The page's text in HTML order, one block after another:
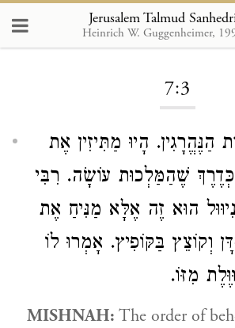
Jerusalem Talmud
Heinrich W. Guggenheimer,
Loading...
7:3
הַנֶּהֱרָגִין. הָיוּ מַתִּיזִין אֶת
שֶׁהַמַּלְכוּת עוֹשָׂה. רִבִּי
הוּא זֶה אֶלָּא מַנִּיחַ אֶת
וְקוֹצֵץ בַּקּוֹפִיץ. אָמְרוּ לוֹ
מִזּוֹ.
MISHNAH: The order of